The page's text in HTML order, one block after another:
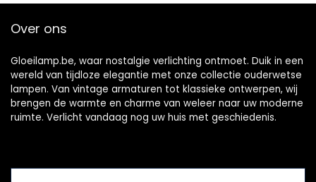
Over ons
Gloeilamp.be, waar nostalgie verlichting ontmoet. Duik in een
wereld van tijdloze elegantie met onze collectie ouderwetse
lampen. Van vintage armaturen tot klassieke ontwerpen, wij
brengen de warmte en charme van weleer naar uw moderne
ruimte. Verlicht vandaag nog uw huis met geschiedenis.